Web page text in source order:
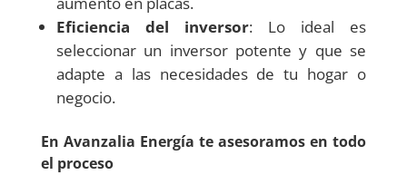
Eficiencia del inversor: Lo ideal es
seleccionar un inversor potente y que se
adapte a las necesidades de tu hogar o
negocio.
En Avanzalia Energía te asesoramos en todo
el proceso